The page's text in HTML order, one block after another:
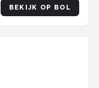
BEKIJK OP BOL